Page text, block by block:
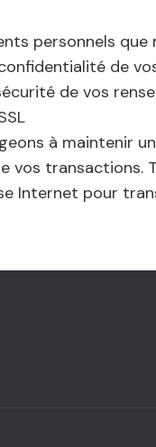
personnels
de
de vos
à maintenir
vos transactions.
Internet pour